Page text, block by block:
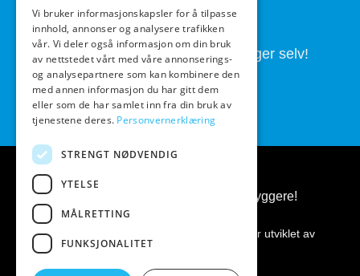
fullført.
Butikken drives av folk som brygger selv!
BeerGear.no - Ølbrygging, for ølbryggere!
Kopirett 2026 ©
Nettsiden er utviklet av
Vi bruker informasjonskapsler for å tilpasse
innhold, annonser og analysere trafikken
vår. Vi deler også informasjon om din bruk
av nettstedet vårt med våre annonserings-
og analysepartnere som kan kombinere den
med annen informasjon du har gitt dem
eller som de har samlet inn fra din bruk av
tjenestene deres. Personvernerklæring
STRENGT NØDVENDIG
YTELSE
MÅLRETTING
FUNKSJONALITET